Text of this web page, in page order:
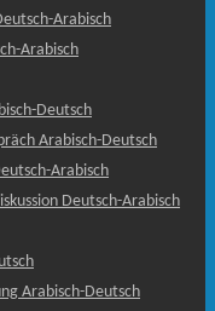
Arabisch
Arabisch
Deutsch
Arabisch-Deutsch
Arabisch
Deutsch-Arabisch
Arabisch-Deutsch